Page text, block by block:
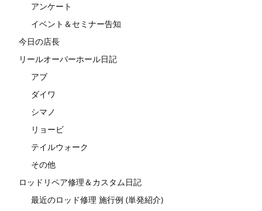
アンケート
イベント＆セミナー告知
今日の店長
リールオーバーホール日記
アブ
ダイワ
シマノ
リョービ
テイルウォーク
その他
ロッドリペア修理＆カスタム日記
最近のロッド修理 施行例 (単発紹介)